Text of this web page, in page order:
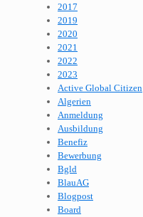
2017
2019
2020
2021
2022
2023
Active Global Citizen
Algerien
Anmeldung
Ausbildung
Benefiz
Bewerbung
Bgld
BlauAG
Blogpost
Board